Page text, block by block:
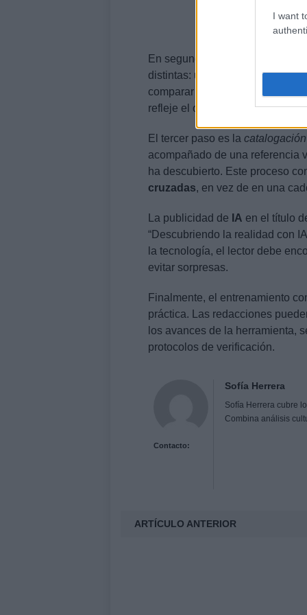
I want
En segundo lugar aparece la
distintas: una con enfoques
comparar estos textos, el
refleje el objetivo del medio.
El tercer paso es la
acompañado de una referencia
ha descubierto. Este proceso
cruzadas, en vez de en una
La publicidad de IA en el título
“Descubriendo la realidad con
la tecnología, el lector debe
evitar sorpresas.
Finalmente, el entrenamiento
práctica. Las redacciones
los avances de la herramienta,
protocolos de verificación.
Contacto:
Sofía Herrera
Sofía Herrera cubre
Combina análisis
ARTÍCULO ANTERIOR